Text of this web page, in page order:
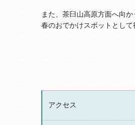
また、茶臼山高原方面へ向
春のおでかけスポットとし
アクセス